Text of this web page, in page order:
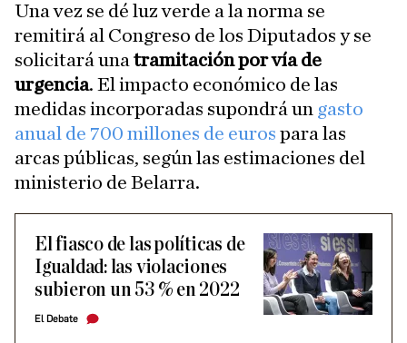
Una vez se dé luz verde a la norma se
remitirá al Congreso de los Diputados y se
solicitará una tramitación por vía de
urgencia. El impacto económico de las
medidas incorporadas supondrá un gasto
anual de 700 millones de euros para las
arcas públicas, según las estimaciones del
ministerio de Belarra.
El fiasco de las políticas de
Igualdad: las violaciones
subieron un 53 % en 2022
El Debate